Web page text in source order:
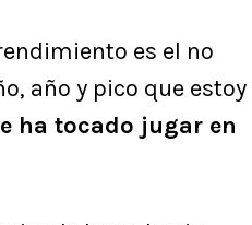
es el no
año y pico que estoy
ha tocado jugar en